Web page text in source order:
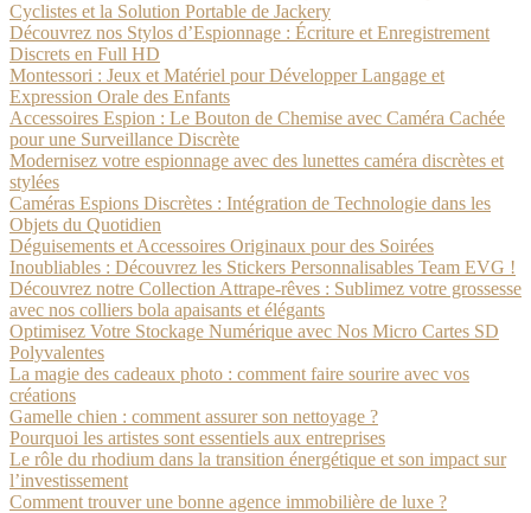
Cyclistes et la Solution Portable de Jackery
Découvrez nos Stylos d’Espionnage : Écriture et Enregistrement
Discrets en Full HD
Montessori : Jeux et Matériel pour Développer Langage et
Expression Orale des Enfants
Accessoires Espion : Le Bouton de Chemise avec Caméra Cachée
pour une Surveillance Discrète
Modernisez votre espionnage avec des lunettes caméra discrètes et
stylées
Caméras Espions Discrètes : Intégration de Technologie dans les
Objets du Quotidien
Déguisements et Accessoires Originaux pour des Soirées
Inoubliables : Découvrez les Stickers Personnalisables Team EVG !
Découvrez notre Collection Attrape-rêves : Sublimez votre grossesse
avec nos colliers bola apaisants et élégants
Optimisez Votre Stockage Numérique avec Nos Micro Cartes SD
Polyvalentes
La magie des cadeaux photo : comment faire sourire avec vos
créations
Gamelle chien : comment assurer son nettoyage ?
Pourquoi les artistes sont essentiels aux entreprises
Le rôle du rhodium dans la transition énergétique et son impact sur
l’investissement
Comment trouver une bonne agence immobilière de luxe ?